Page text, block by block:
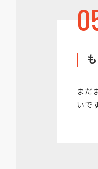
まだ
いで